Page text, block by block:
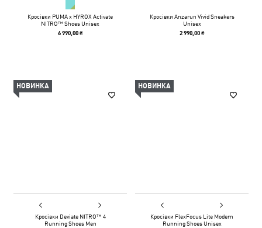
Кросівки PUMA x HYROX Activate
NITRO™ Shoes Unisex
6 990,00 ₴
Кросівки Anzarun Vivid Sneakers
Unisex
2 990,00 ₴
НОВИНКА
Кросівки Deviate NITRO™ 4
Running Shoes Men
НОВИНКА
Кросівки FlexFocus Lite Modern
Running Shoes Unisex